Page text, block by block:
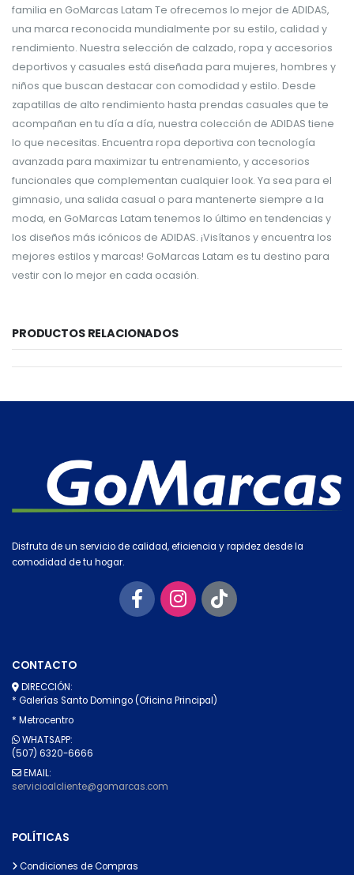
familia en GoMarcas Latam Te ofrecemos lo mejor de ADIDAS,
una marca reconocida mundialmente por su estilo, calidad y
rendimiento. Nuestra selección de calzado, ropa y accesorios
deportivos y casuales está diseñada para mujeres, hombres y
niños que buscan destacar con comodidad y estilo. Desde
zapatillas de alto rendimiento hasta prendas casuales que te
acompañan en tu día a día, nuestra colección de ADIDAS tiene
lo que necesitas. Encuentra ropa deportiva con tecnología
avanzada para maximizar tu entrenamiento, y accesorios
funcionales que complementan cualquier look. Ya sea para el
gimnasio, una salida casual o para mantenerte siempre a la
moda, en GoMarcas Latam tenemos lo último en tendencias y
los diseños más icónicos de ADIDAS. ¡Visítanos y encuentra los
mejores estilos y marcas! GoMarcas Latam es tu destino para
vestir con lo mejor en cada ocasión.
PRODUCTOS RELACIONADOS
Disfruta de un servicio de calidad, eficiencia y rapidez desde la
comodidad de tu hogar.
CONTACTO
DIRECCIÓN:
* Galerías Santo Domingo (Oficina Principal)
* Metrocentro
WHATSAPP:
(507) 6320-6666
EMAIL:
servicioalcliente@gomarcas.com
POLÍTICAS
Condiciones de Compras